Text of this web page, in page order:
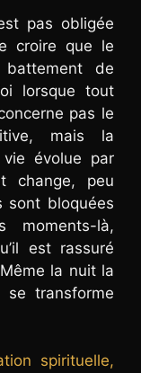
pas obligée
croire que le
de
lorsque tout
pas le
mais la
évolue par
change, peu
sont bloquées
moments-là,
est rassuré
la nuit la
transforme
spirituelle,